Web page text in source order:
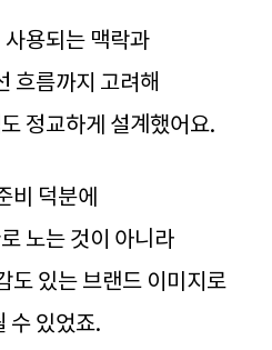
용되는 맥락과
흐름까지 고려해
정교하게 설계했어요.
비 덕분에
노는 것이 아니라
도 있는 브랜드 이미지로
수 있었죠.